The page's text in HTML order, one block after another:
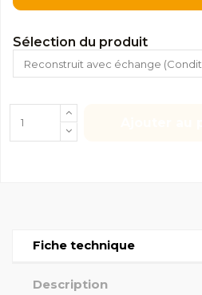
Sélection du produit
Fiche technique
Description